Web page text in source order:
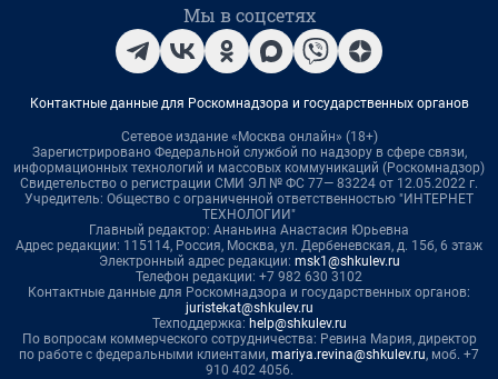
Мы в соцсетях
Контактные данные для Роскомнадзора и государственных органов
Сетевое издание «Москва онлайн» (18+)
Зарегистрировано Федеральной службой по надзору в сфере связи,
информационных технологий и массовых коммуникаций (Роскомнадзор)
Свидетельство о регистрации СМИ ЭЛ № ФС 77— 83224 от 12.05.2022 г.
Учредитель: Общество с ограниченной ответственностью "ИНТЕРНЕТ
ТЕХНОЛОГИИ"
Главный редактор: Ананьина Анастасия Юрьевна
Адрес редакции: 115114, Россия, Москва, ул. Дербеневская, д. 15б, 6 этаж
Электронный адрес редакции: msk1@shkulev.ru
Телефон редакции: +7 982 630 3102
Контактные данные для Роскомнадзора и государственных органов:
juristekat@shkulev.ru
Техподдержка: help@shkulev.ru
По вопросам коммерческого сотрудничества: Ревина Мария, директор
по работе с федеральными клиентами, mariya.revina@shkulev.ru, моб. +7
910 402 4056.